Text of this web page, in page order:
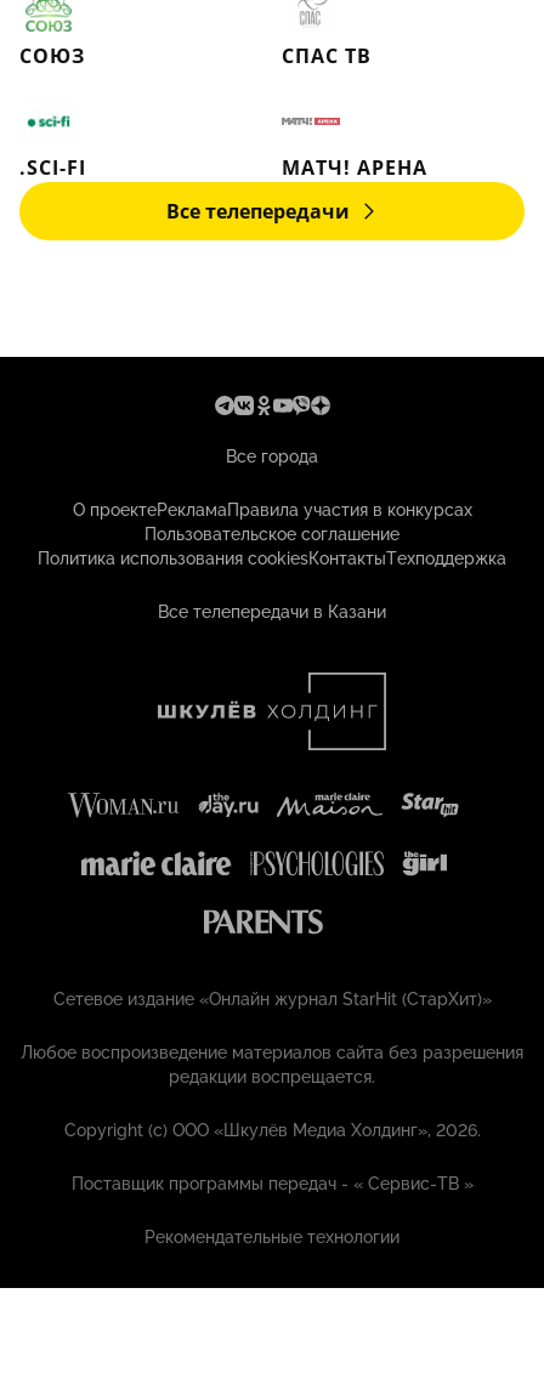
СОЮЗ СПАС ТВ
.SCI-FI
МАТЧ! АРЕНА
Все телепередачи
Все города
О проектеРекламаПравила участия в конкурсах
Пользовательское соглашение
Политика использования cookiesКонтактыТехподдержка
Все телепередачи в Казани
Сетевое издание «Онлайн журнал StarHit (СтарХит)»
Любое воспроизведение материалов сайта без разрешения
редакции воспрещается.
Copyright (с) ООО «Шкулёв Медиа Холдинг», 2026.
Поставщик программы передач - «Сервис-ТВ »
Рекомендательные технологии